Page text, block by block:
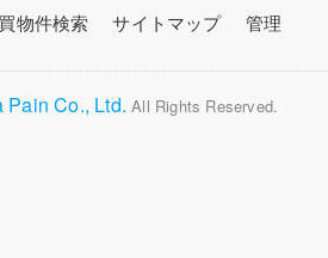
物件検索 サイトマップ 管理
Pain Co., Ltd. All Rights Reserved.